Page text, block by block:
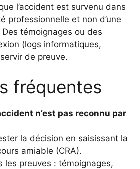
l’accident est survenu dans
professionnelle et non d’une
témoignages ou des
(logs informatiques,
de preuve.
fréquentes
n’est pas reconnu par
la décision en saisissant la
amiable (CRA).
les preuves : témoignages,